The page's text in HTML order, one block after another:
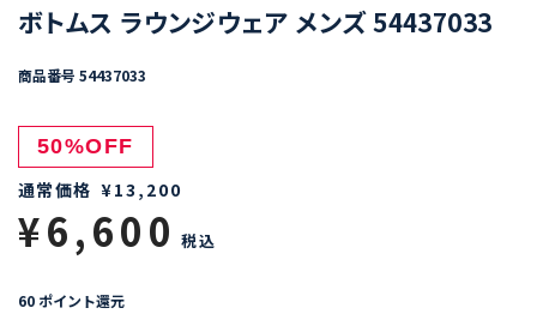
ボトムス ラウンジウェア メンズ 54437033
商品番号 54437033
50%OFF
通常価格 ¥13,200
¥6,600 税込
60 ポイント還元